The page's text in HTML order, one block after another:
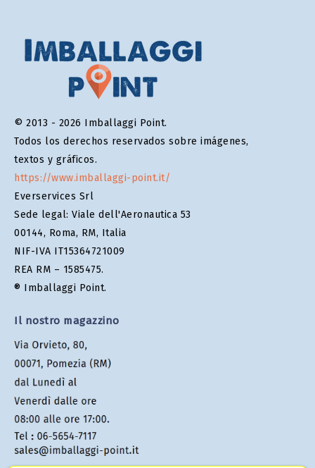
© 2013 - 2026 Imballaggi Point.
Todos los derechos reservados sobre imágenes,
textos y gráficos.
https://www.imballaggi-point.it/
Everservices Srl
Sede legal: Viale dell'Aeronautica 53
00144, Roma, RM, Italia
NIF-IVA IT15364721009
REA RM – 1585475.
® Imballaggi Point.
Il nostro magazzino